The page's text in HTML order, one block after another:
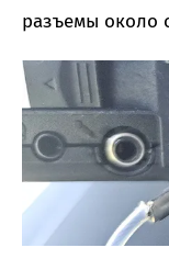
разъемы около